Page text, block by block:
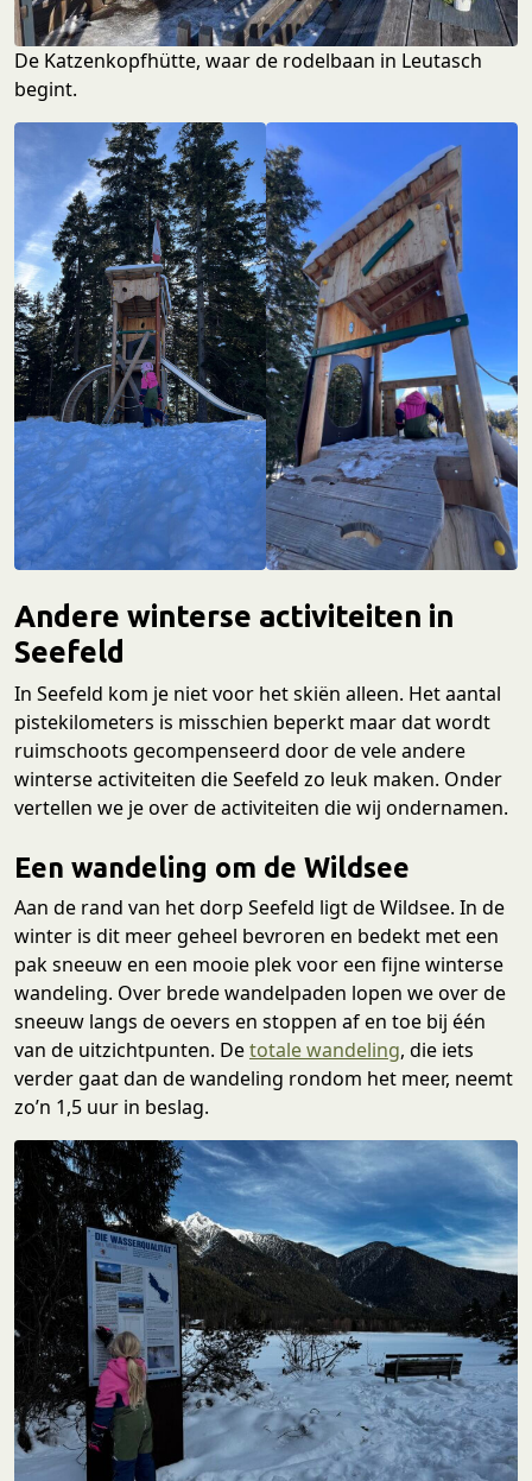
De Katzenkopfhütte, waar de rodelbaan in Leutasch
begint.
Andere winterse activiteiten in
Seefeld
In Seefeld kom je niet voor het skiën alleen. Het aantal
pistekilometers is misschien beperkt maar dat wordt
ruimschoots gecompenseerd door de vele andere
winterse activiteiten die Seefeld zo leuk maken. Onder
vertellen we je over de activiteiten die wij ondernamen.
Een wandeling om de Wildsee
Aan de rand van het dorp Seefeld ligt de Wildsee. In de
winter is dit meer geheel bevroren en bedekt met een
pak sneeuw en een mooie plek voor een fijne winterse
wandeling. Over brede wandelpaden lopen we over de
sneeuw langs de oevers en stoppen af en toe bij één
van de uitzichtpunten. Detotale wandeling, die iets
verder gaat dan de wandeling rondom het meer, neemt
zo’n 1,5 uur in beslag.